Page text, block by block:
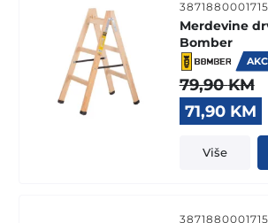
Merdevine
Bomber
79,90KM
Original
price
was:
79,90 KM.
71,90 KM
Više
3871880001715